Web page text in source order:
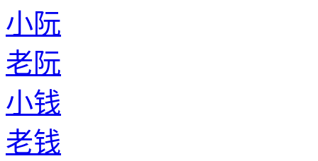
小阮
老阮
小钱
老钱